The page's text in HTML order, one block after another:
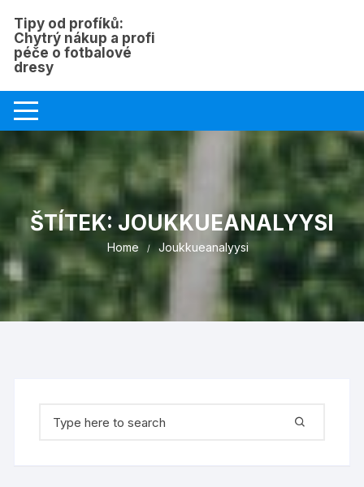
content
Tipy od profíků:
Chytrý nákup a profi
péče o fotbalové
dresy
ŠTÍTEK: JOUKKUEANALYYSI
Home Joukkueanalyysi
for: